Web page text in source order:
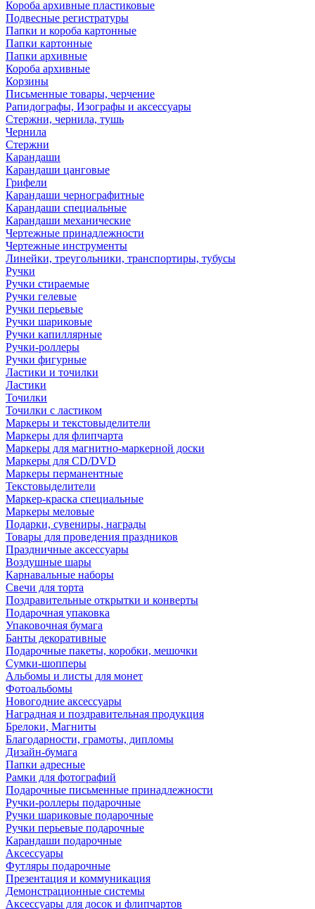
Короба архивные пластиковые
Подвесные регистратуры
Папки и короба картонные
Папки картонные
Папки архивные
Короба архивные
Корзины
Письменные товары, черчение
Рапидографы, Изографы и аксессуары
Стержни, чернила, тушь
Чернила
Стержни
Карандаши
Карандаши цанговые
Грифели
Карандаши чернографитные
Карандаши специальные
Карандаши механические
Чертежные принадлежности
Чертежные инструменты
Линейки, треугольники, транспортиры, тубусы
Ручки
Ручки стираемые
Ручки гелевые
Ручки перьевые
Ручки шариковые
Ручки капиллярные
Ручки-роллеры
Ручки фигурные
Ластики и точилки
Ластики
Точилки
Точилки с ластиком
Маркеры и текстовыделители
Маркеры для флипчарта
Маркеры для магнитно-маркерной доски
Маркеры для CD/DVD
Маркеры перманентные
Текстовыделители
Маркер-краска специальные
Маркеры меловые
Подарки, сувениры, награды
Товары для проведения праздников
Праздничные аксессуары
Воздушные шары
Карнавальные наборы
Свечи для торта
Поздравительные открытки и конверты
Подарочная упаковка
Упаковочная бумага
Банты декоративные
Подарочные пакеты, коробки, мешочки
Сумки-шопперы
Альбомы и листы для монет
Фотоальбомы
Новогодние аксессуары
Наградная и поздравительная продукция
Брелоки, Магниты
Благодарности, грамоты, дипломы
Дизайн-бумага
Папки адресные
Рамки для фотографий
Подарочные письменные принадлежности
Ручки-роллеры подарочные
Ручки шариковые подарочные
Ручки перьевые подарочные
Карандаши подарочные
Аксессуары
Футляры подарочные
Презентация и коммуникация
Демонстрационные системы
Аксессуары для досок и флипчартов